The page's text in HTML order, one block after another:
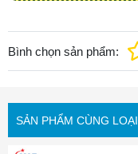
Bình chọn sản phẩm:
SẢN PHẨM CÙNG LOẠI